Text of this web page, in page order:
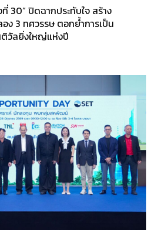
30” ปิดฉากประทับใจ สร้าง
ง 3 ทศวรรษ ตอกย้ำการเป็น
วัลยิ่งใหญ่แห่งปี